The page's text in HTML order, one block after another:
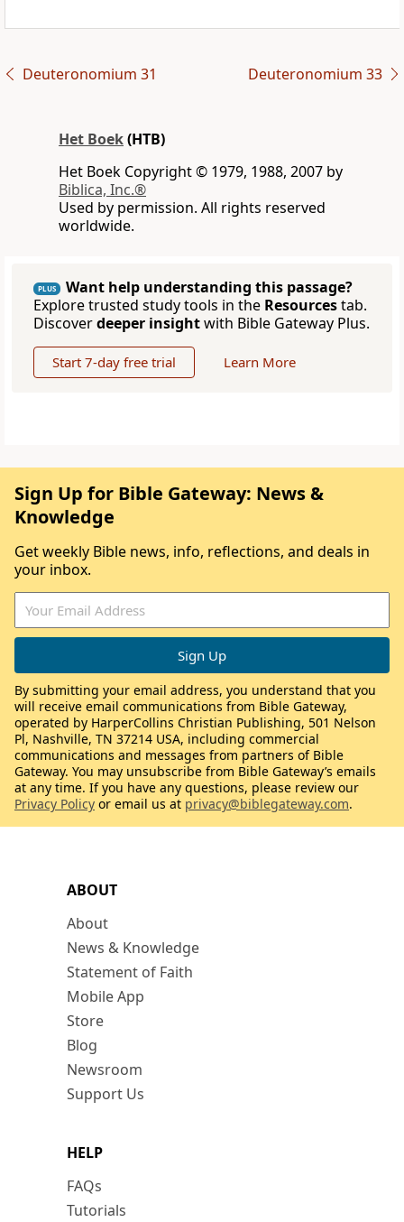
Deuteronomium 31 Deuteronomium 33
Het Boek(HTB)
Het Boek Copyright © 1979, 1988, 2007 by
Biblica, Inc.®
Used by permission. All rights reserved
worldwide.
PLUS
Want help understanding this passage?
Explore trusted study tools in the Resourcestab.
Discoverdeeper insightwith Bible Gateway Plus.
Start 7-day free trial Learn More
ABOUT
About
News & Knowledge
Statement of Faith
Mobile App
Store
Blog
Newsroom
Support Us
HELP
FAQs
Tutorials
Sign Up for Bible Gateway: News &
Knowledge
Get weekly Bible news, info, reflections, and deals in
your inbox.
By submitting your email address, you understand that you
will receive email communications from Bible Gateway,
operated by HarperCollins Christian Publishing, 501 Nelson
Pl, Nashville, TN 37214 USA, including commercial
communications and messages from partners of Bible
Gateway. You may unsubscribe from Bible Gateway’s emails
at any time. If you have any questions, please review our
Privacy Policy or email us at privacy@biblegateway.com.